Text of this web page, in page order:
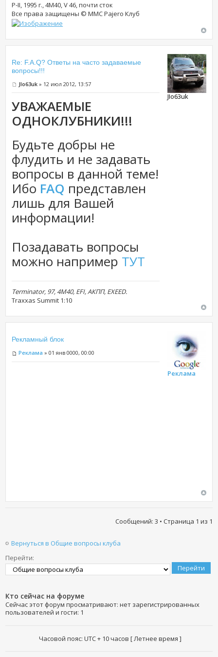
P-II, 1995 г., 4М40, V 46, почти сток
Все права защищены © MMC Pajero Клуб
Re: F.A.Q? Ответы на часто задаваемые
вопросы!!!
JIo63uk » 12 июл 2012, 13:57
УВАЖАЕМЫЕ
ОДНОКЛУБНИКИ!!!
Будьте добры не
флудить и не задавать
вопросы в данной теме!
Ибо FAQ представлен
лишь для Вашей
информации!
Позадавать вопросы
можно например ТУТ
Terminator, 97, 4M40, EFI, АКПП, EXEED.
Traxxas Summit 1:10
JIo63uk
Рекламный блок
Реклама » 01 янв 0000, 00:00
Реклама
Сообщений: 3 • Страница 1 из 1
Вернуться в Общие вопросы клуба
Перейти:
Кто сейчас на форуме
Сейчас этот форум просматривают: нет зарегистрированных
пользователей и гости: 1
Часовой пояс: UTC + 10 часов [ Летнее время ]